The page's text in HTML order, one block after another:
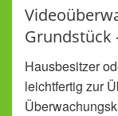
Grundstück
Hausbesitzer
leichtfertig zur